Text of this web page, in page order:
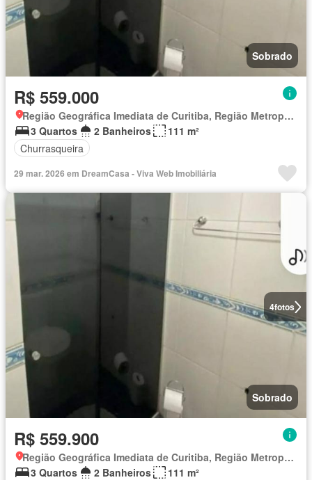
Sobrado
R$ 559.000
Região Geográfica Imediata de Curitiba, Região Metropolitana de Curitiba
3 Quartos
2 Banheiros
111 m²
Churrasqueira
29 mar. 2026 em DreamCasa - Viva Web Imobiliária
4fotos
Sobrado
R$ 559.900
Região Geográfica Imediata de Curitiba, Região Metropolitana de Curitiba
3 Quartos
2 Banheiros
111 m²